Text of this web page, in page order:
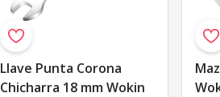
Llave Punta Corona
Chicharra 18 mm Wokin